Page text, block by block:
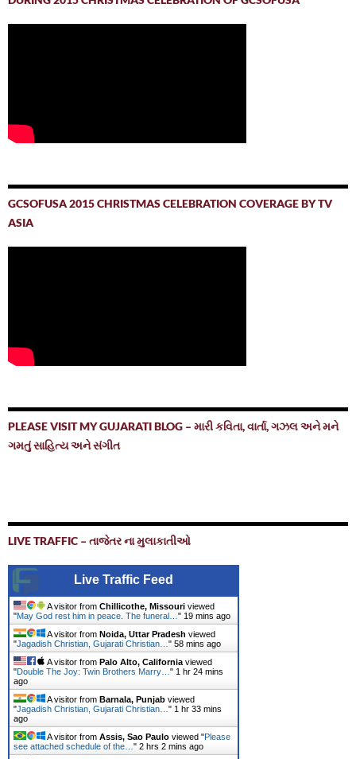
GCSOFUSA 2015 CHRISTMAS CELEBRATION COVERAGE BY TV
ASIA
PLEASE VISIT MY GUJARATI BLOG – મારી કવિતા, વાર્તા, ગઝલ અને મને
ગમતું સાહિત્ય અને સંગીત
LIVE TRAFFIC – તાજેતર ના મુલાકાતીઓ
Live Traffic Feed
A visitor from Chillicothe, Missouri viewed
"May God rest him in peace. The funeral…" 19 mins ago
A visitor from Noida, Uttar Pradesh viewed
"Jagadish Christian, Gujarati Christian…" 58 mins ago
A visitor from Palo Alto, Californiaviewed
"Double The Joy: Twin Brothers Marry…" 1 hr 24 mins
ago
A visitor from Barnala, Punjab viewed
"Jagadish Christian, Gujarati Christian…" 1 hr 34 mins
ago
A visitor from Assis, Sao Paulo viewed "Please
see attached schedule of the…" 2 hrs 2 mins ago